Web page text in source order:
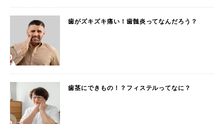
歯がズキズキ痛い！歯髄炎ってなんだろう？
歯茎にできもの！？フィステルってなに？